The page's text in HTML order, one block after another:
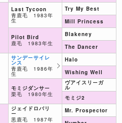
Last Tycoon
青鹿毛 1983年
生
Pilot Bird
鹿毛 1983年生
サンデーサイレ
ンス
青鹿毛 1986年
生
モミジダンサー
栗毛 1980年生
ジェイドロバリ
ー
黒鹿毛 1987年
Try My Best
Mill Princess
Blakeney
The Dancer
Halo
Wishing Well
ヴアイスリーガ
ル
モミジ2
Mr. Prospector